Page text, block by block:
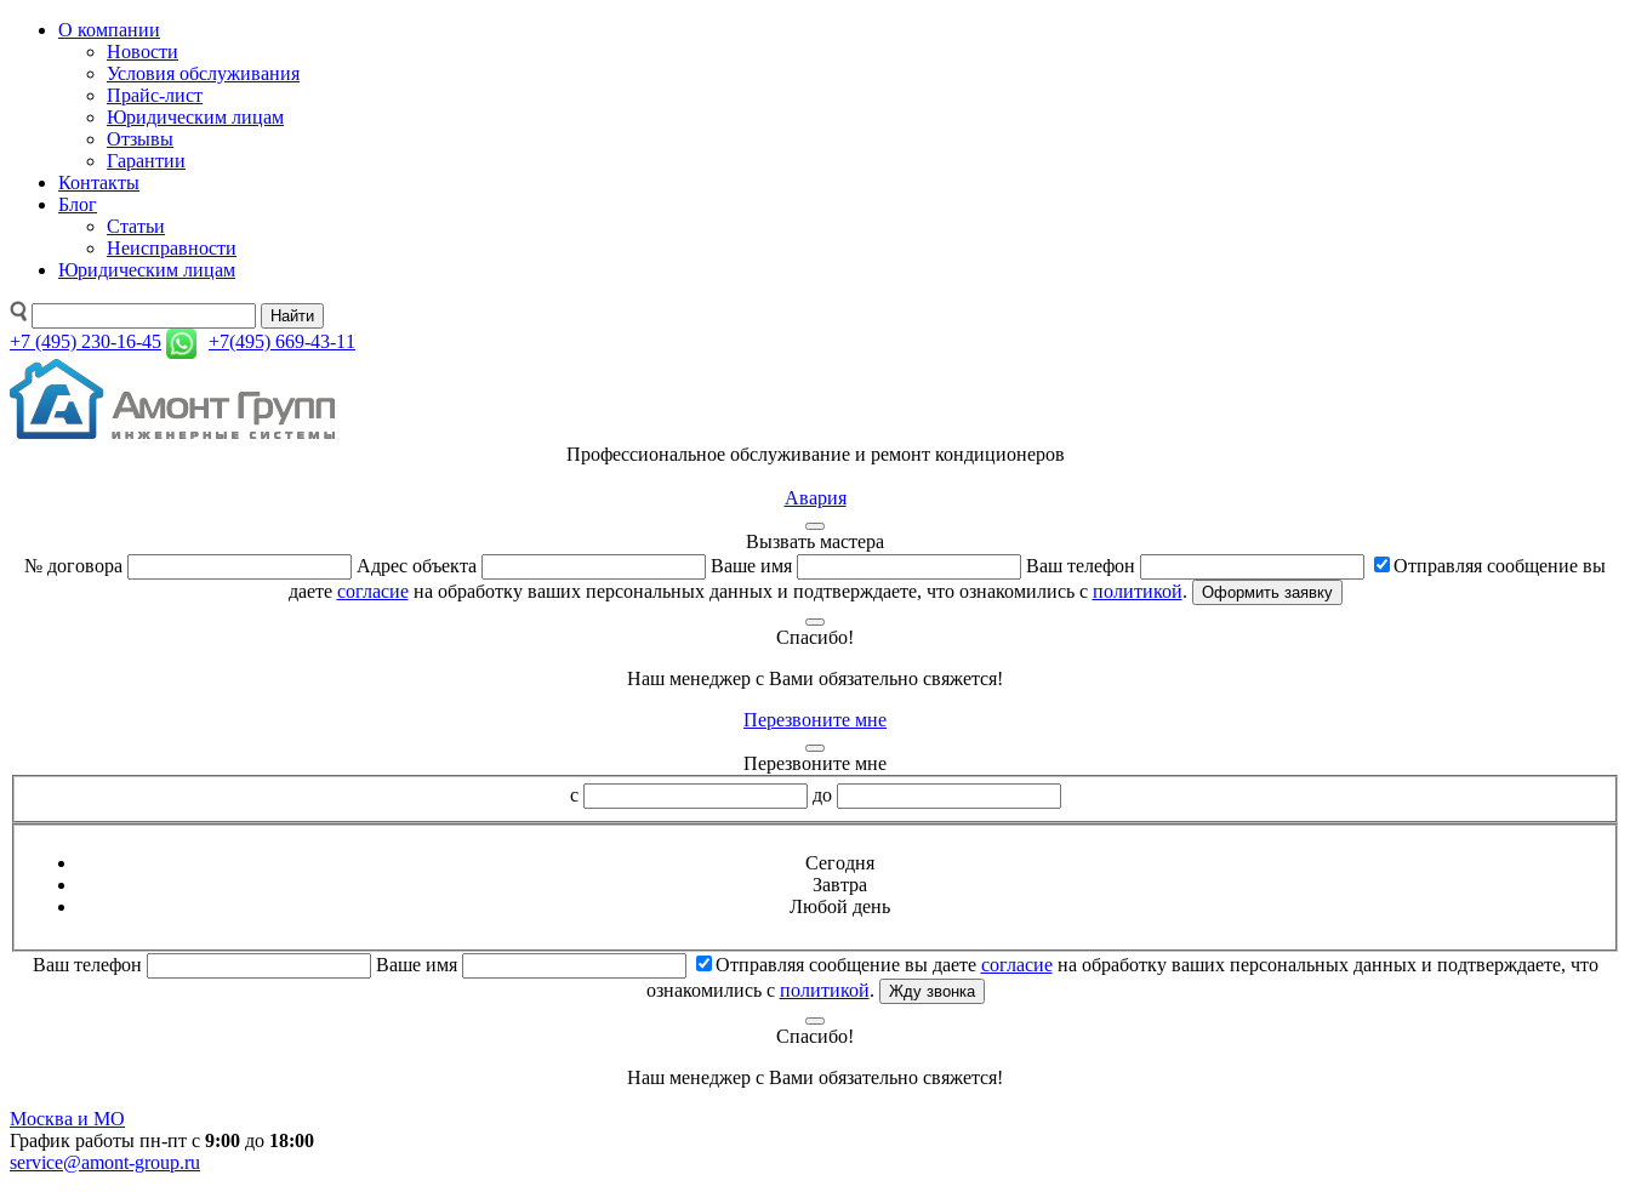
О компании
Новости
Условия обслуживания
Прайс-лист
Юридическим лицам
Отзывы
Гарантии
Контакты
Блог
Статьи
Неисправности
Юридическим лицам
Найти
+7 (495) 230-16-45 +7(495) 669-43-11
Профессиональное обслуживание и ремонт кондиционеров
Авария
Вызвать мастера
№ договора
Адрес объекта Ваше имя Ваш телефон
Отправляя сообщение вы
даете согласиена обработку ваших персональных данных и подтверждаете, что ознакомились с политикой. Оформить заявку
Спасибо!
Наш менеджер с Вами обязательно свяжется!
Перезвоните мне
Перезвоните мне
с
до
Сегодня
Завтра
Любой день
Ваш телефон Ваше имя Отправляя сообщение вы даете согласиена обработку ваших персональных данных и подтверждаете, что
ознакомились с политикой. Жду звонка
Спасибо!
Наш менеджер с Вами обязательно свяжется!
Москва и МО
График работы пн-пт с 9:00 до 18:00
service@amont-group.ru